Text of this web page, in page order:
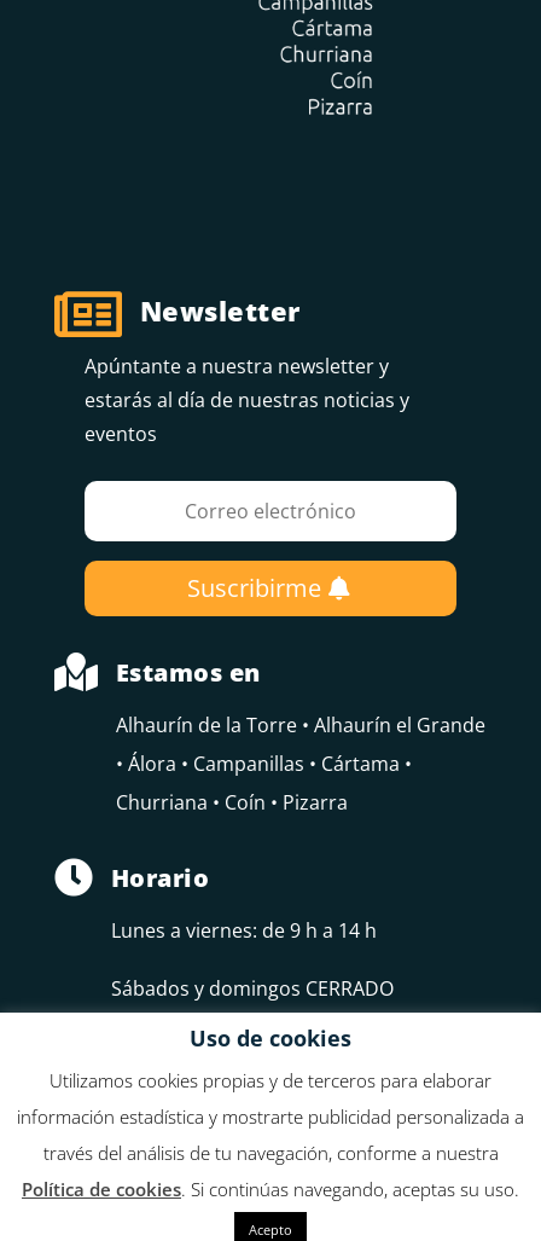
 Newsletter
Apúntante a nuestra newsletter y
estarás al día de nuestras noticias y
eventos
Suscribirme
 Estamos en
Alhaurín de la Torre • Alhaurín el Grande
• Álora • Campanillas • Cártama •
Churriana • Coín • Pizarra
 Horario
Lunes a viernes: de 9 h a 14 h
Sábados y domingos CERRADO
Federación de Empresarios del Guadalhorce, FEDELHORCE
Uso de cookies
Utilizamos cookies propias y de terceros para elaborar
información estadística y mostrarte publicidad personalizada a
través del análisis de tu navegación, conforme a nuestra
Política de cookies. Si continúas navegando, aceptas su uso.
Acepto